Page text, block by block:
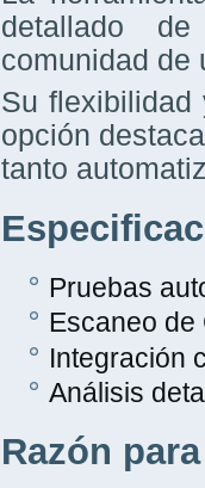
detallado
comunidad de
Su flexibilidad
opción
tanto
Pruebas
Escaneo de
Integración
Análisis
Razón